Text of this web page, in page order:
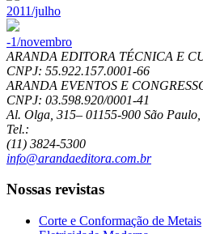
2011/julho
-1/novembro
ARANDA EDITORA TÉCNICA E
CNPJ: 55.922.157.0001-66
ARANDA EVENTOS E
CNPJ: 03.598.920/0001-41
Al. Olga, 315– 01155-900 São Paulo
Tel.:
(11) 3824-5300
info@arandaeditora.com.br
Nossas revistas
Corte e Conformação de Metais